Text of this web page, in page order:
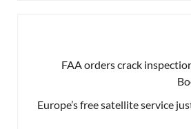
FAA orders crack
Europe’s free satellite service